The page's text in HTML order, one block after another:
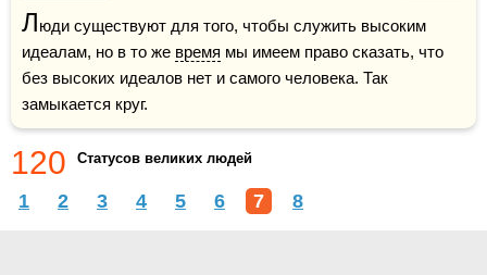
Люди существуют для того, чтобы служить высоким
идеалам, но в то же время мы имеем право сказать, что
без высоких идеалов нет и самого человека. Так
замыкается круг.
120 Статусов великих людей
1 2 3 4 5 6 7 8